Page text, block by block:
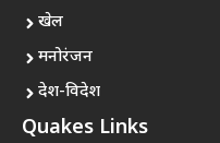
खेल
मनोरंजन
देश-विदेश
Quakes Links